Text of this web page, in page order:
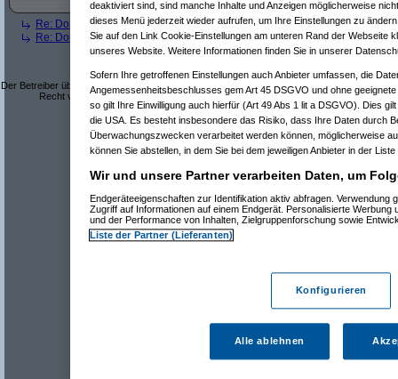
Re: Doppelte alphabetische Sortierung bei Filter(mossessam
Re: Doppelte alphabetische Sortierung bei Filter
(MichaelP am
Dieses Forum ist eine frei zugängliche Diskussionsplattform.
Der Betreiber übernimmt keine Verantwortung für den Inhalt der Beiträge und behält sich das
Recht vor, Beiträge mit rechtswidrigem oder anstößigem Inhalt zu löschen.
Datenschutzerklärung
deaktiviert sind, sind manche Inhalte und Anzeigen möglicherweise
dieses Menü jederzeit wieder aufrufen, um Ihre Einstellungen zu
Sie auf den Link Cookie-Einstellungen am unteren Rand der Webseite
unseres Website. Weitere Informationen finden Sie in unserer
Sofern Ihre getroffenen Einstellungen auch Anbieter umfassen, die
Angemessenheitsbeschlusses gem Art 45 DSGVO und ohne
so gilt Ihre Einwilligung auch hierfür (Art 49 Abs 1 lit a DSGVO). Dies
die USA. Es besteht insbesondere das Risiko, dass Ihre Daten durch
Überwachungszwecken verarbeitet werden können, möglicherweise
können Sie abstellen, in dem Sie bei dem jeweiligen Anbieter in der
Wir und unsere Partner verarbeiten Daten, um
Endgeräteeigenschaften zur Identifikation aktiv abfragen. Verwendung
Zugriff auf Informationen auf einem Endgerät. Personalisierte Werbung
und der Performance von Inhalten, Zielgruppenforschung sowie
Liste der Partner (Lieferanten)
Konfigurieren
Alle ablehnen